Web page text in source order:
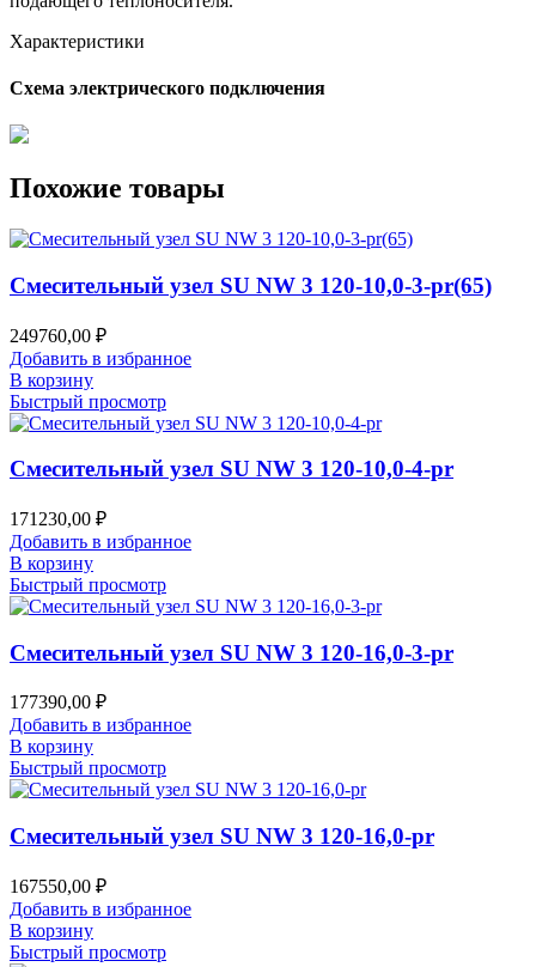
Характеристики
Схема электрического подключения
Похожие товары
Смесительный узел SU NW 3 120-10,0-3-pr(65)
249760,00 ₽
Добавить в избранное
В корзину
Быстрый просмотр
Смесительный узел SU NW 3 120-10,0-4-pr
171230,00 ₽
Добавить в избранное
В корзину
Быстрый просмотр
Смесительный узел SU NW 3 120-16,0-3-pr
177390,00 ₽
Добавить в избранное
В корзину
Быстрый просмотр
Смесительный узел SU NW 3 120-16,0-pr
167550,00 ₽
Добавить в избранное
В корзину
Быстрый просмотр